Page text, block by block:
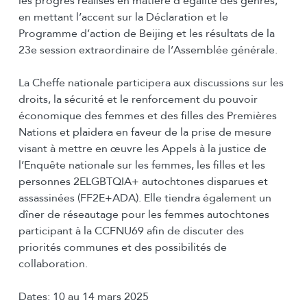
en mettant l’accent sur la Déclaration et le
Programme d’action de Beijing et les résultats de la
23e session extraordinaire de l’Assemblée générale.
La Cheffe nationale participera aux discussions sur les
droits, la sécurité et le renforcement du pouvoir
économique des femmes et des filles des Premières
Nations et plaidera en faveur de la prise de mesure
visant à mettre en œuvre les Appels à la justice de
l’Enquête nationale sur les femmes, les filles et les
personnes 2ELGBTQIA+ autochtones disparues et
assassinées (FF2E+ADA). Elle tiendra également un
dîner de réseautage pour les femmes autochtones
participant à la CCFNU69 afin de discuter des
priorités communes et des possibilités de
collaboration.
Dates: 10 au 14 mars 2025